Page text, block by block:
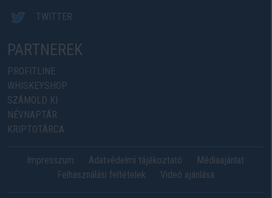
TWITTER
PARTNEREK
PROFITLINE
WHISKEYSHOP
SZÁMOLD KI
NÉVNAPTÁR
KRIPTOTÁRCA
Impresszum Adatvédelmi tájékoztató
Médiaajánlat
Felhasználási feltételek
Videó ajánlása